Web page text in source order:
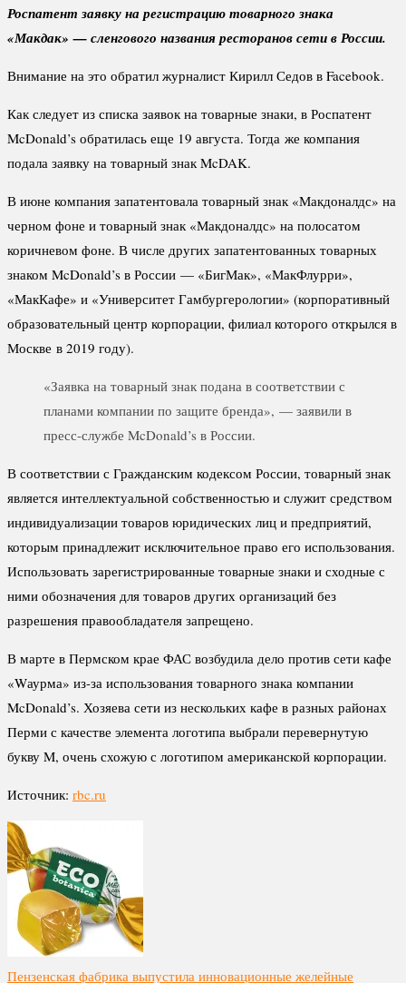
Роспатент заявку на регистрацию товарного знака
«Макдак» — сленгового названия ресторанов сети в России.
Внимание на это обратил журналист Кирилл Седов в Facebook.
Как следует из списка заявок на товарные знаки, в Роспатент
McDonald’s обратилась еще 19 августа. Тогда же компания
подала заявку на товарный знак McDAK.
В июне компания запатентовала товарный знак «Макдоналдс» на
черном фоне и товарный знак «Макдоналдс» на полосатом
коричневом фоне. В числе других запатентованных товарных
знаком McDonald’s в России — «БигМак», «МакФлурри»,
«МакКафе» и «Университет Гамбургерологии» (корпоративный
образовательный центр корпорации, филиал которого открылся в
Москве в 2019 году).
«Заявка на товарный знак подана в соответствии с
планами компании по защите бренда», — заявили в
пресс-службе McDonald’s в России.
В соответствии с Гражданским кодексом России, товарный знак
является интеллектуальной собственностью и служит средством
индивидуализации товаров юридических лиц и предприятий,
которым принадлежит исключительное право его использования.
Использовать зарегистрированные товарные знаки и сходные с
ними обозначения для товаров других организаций без
разрешения правообладателя запрещено.
В марте в Пермском крае ФАС возбудила дело против сети кафе
«Wаурма» из-за использования товарного знака компании
McDonald’s. Хозяева сети из нескольких кафе в разных районах
Перми с качестве элемента логотипа выбрали перевернутую
букву M, очень схожую с логотипом американской корпорации.
Источник: rbc.ru
Пензенская фабрика выпустила инновационные желейные